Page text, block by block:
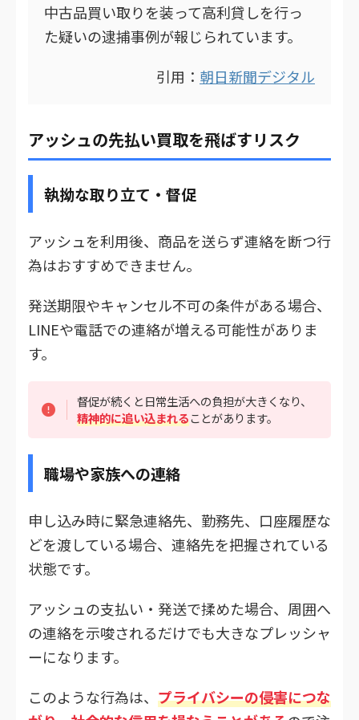
中古品買い取りを装って高利貸しを行っ
た疑いの逮捕事例が報じられています。
引用： 朝日新聞デジタル
アッシュの先払い買取を飛ばすリスク
執拗な取り立て・督促
アッシュを利用後、商品を送らず連絡を断つ行
為はおすすめできません。
発送期限やキャンセル不可の条件がある場合、
LINEや電話での連絡が増える可能性がありま
す。
督促が続くと日常生活への負担が大きくなり、
精神的に追い込まれることがあります。
職場や家族への連絡
申し込み時に緊急連絡先、勤務先、口座履歴な
どを渡している場合、連絡先を把握されている
状態です。
アッシュの支払い・発送で揉めた場合、周囲へ
の連絡を示唆されるだけでも大きなプレッシャ
ーになります。
このような行為は、 プライバシーの侵害につな